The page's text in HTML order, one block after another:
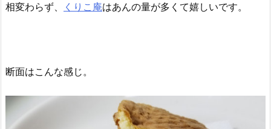
相変わらず、 くりこ庵はあんの量が多くて嬉しいです。
断面はこんな感じ。